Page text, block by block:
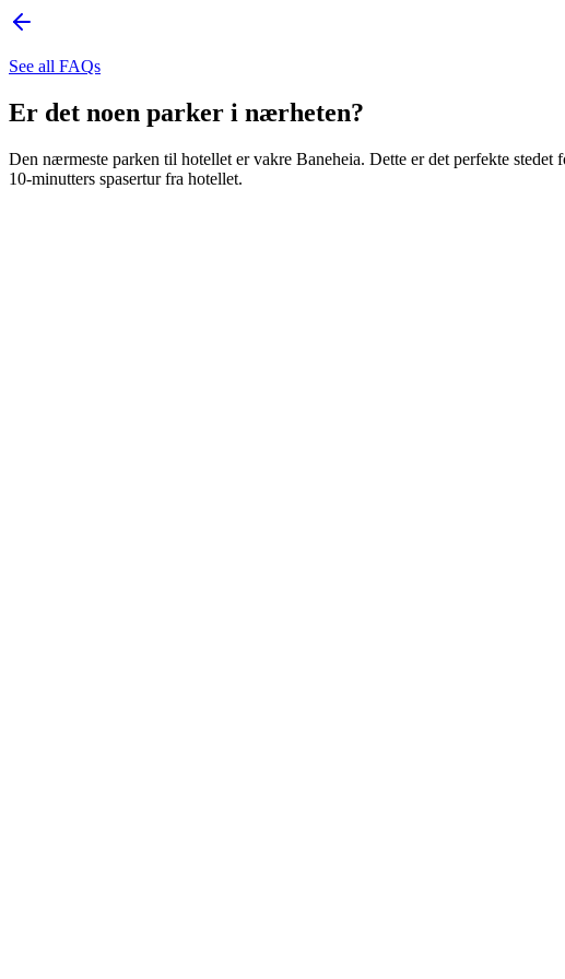
See all FAQs
Er det noen parker i nærheten?
Den nærmeste parken til hotellet er vakre Baneheia. Dette er det perfekte
10-minutters spasertur fra hotellet.